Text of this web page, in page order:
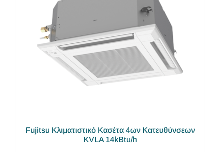
Fujitsu Κλιματιστικό Κασέτα 4ων Κατευθύνσεων
KVLA 14kBtu/h